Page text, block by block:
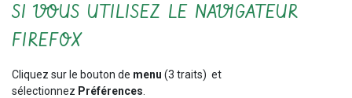
SI VOUS UTILISEZ LE NAVIGATEUR
FIREFOX
Cliquez sur le bouton de menu (3 traits) et
sélectionnez Préférences